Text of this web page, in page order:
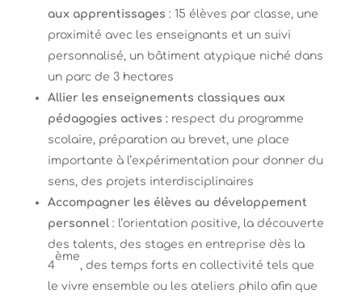
aux apprentissages : 15 élèves par classe, une
proximité avec les enseignants et un suivi
personnalisé, un bâtiment atypique niché dans
un parc de 3 hectares
Allier les enseignements classiques aux
pédagogies actives : respect du programme
scolaire, préparation au brevet, une place
importante à l’expérimentation pour donner du
sens, des projets interdisciplinaires
Accompagner les élèves au développement
personnel: l’orientation positive, la découverte
des talents, des stages en entreprise dès la
4
ème
, des temps forts en collectivité tels que
le vivre ensemble ou les ateliers philo afin que